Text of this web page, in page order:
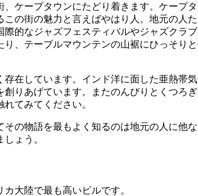
ケープタウンにたどり着きます。ケープ
の街の魅力と言えばやはり人。地元の人
的なジャズフェスティバルやジャズクラ
、テーブルマウンテンの山裾にひっそり
在しています。インド洋に面した亜熱帯
りあげています。またのんびりとくつろ
てみてください。
の物語を最もよく知るのは地元の人に他
ょう。
大陸で最も高いビルです。